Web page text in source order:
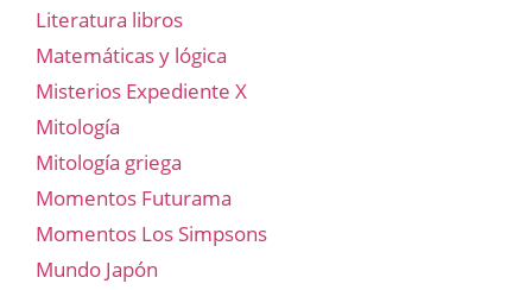
Literatura libros
Matemáticas y lógica
Misterios Expediente X
Mitología
Mitología griega
Momentos Futurama
Momentos Los Simpsons
Mundo Japón